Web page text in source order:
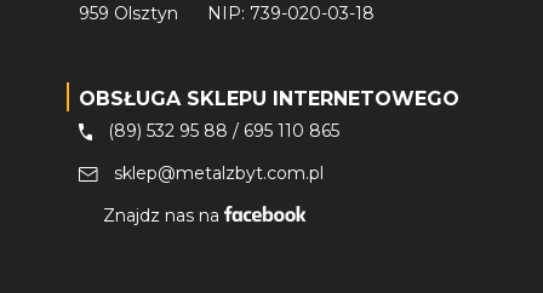
959 Olsztyn
NIP: 739-020-03-18
OBSŁUGA SKLEPU INTERNETOWEGO
(89) 532 95 88 / 695 110 865
sklep@metalzbyt.com.pl
Znajdz nas na